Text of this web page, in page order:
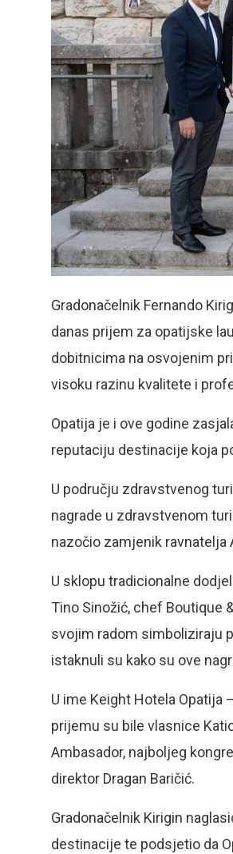
Gradonačelnik Fernando
danas prijem za opatijske
dobitnicima na osvojenim
visoku razinu kvalitete i
Opatija je i ove godine
reputaciju destinacije koja
U području zdravstvenog
nagrade u zdravstvenom
nazočio zamjenik ravnatelja
U sklopu tradicionalne
Tino Sinožić, chef Boutique
svojim radom simboliziraju
istaknuli su kako su ove
U ime Keight Hotela
prijemu su bile vlasnice
Ambasador, najboljeg
direktor Dragan Baričić.
Gradonačelnik Kirigin
destinacije te podsjetio da